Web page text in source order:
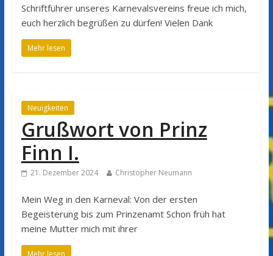
Schriftführer unseres Karnevalsvereins freue ich mich,
euch herzlich begrüßen zu dürfen! Vielen Dank
Mehr lesen
Neuigkeiten
Grußwort von Prinz
Finn I.
21. Dezember 2024 Christopher Neumann
Mein Weg in den Karneval: Von der ersten
Begeisterung bis zum Prinzenamt Schon früh hat
meine Mutter mich mit ihrer
Mehr lesen